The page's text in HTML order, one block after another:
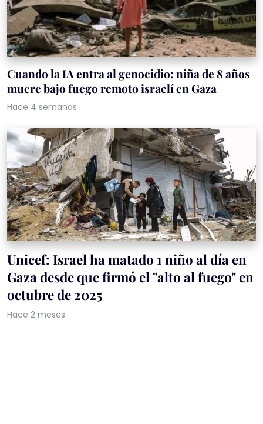
Cuando la IA entra al genocidio: niña de 8 años
muere bajo fuego remoto israelí en Gaza
Hace 4 semanas
Unicef: Israel ha matado 1 niño al día en
Gaza desde que firmó el "alto al fuego" en
octubre de 2025
Hace 2 meses